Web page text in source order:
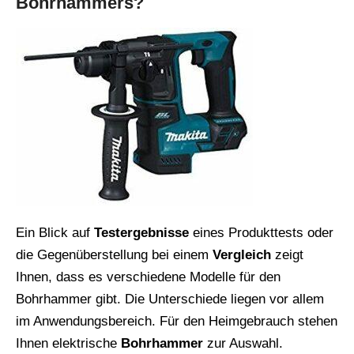
Ein Blick auf Testergebnisse eines Produkttests oder
die Gegenüberstellung bei einem Vergleich zeigt
Ihnen, dass es verschiedene Modelle für den
Bohrhammer gibt. Die Unterschiede liegen vor allem
im Anwendungsbereich. Für den Heimgebrauch stehen
Ihnen elektrische Bohrhammer zur Auswahl.